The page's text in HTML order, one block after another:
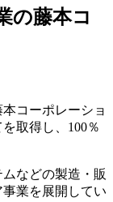
の藤本コ
コーポレーショ
取得し、100％
などの製造・販
業を展開してい